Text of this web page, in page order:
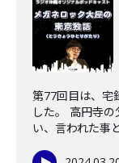
第77回目は、宅
した。 高円寺
い、言われた事